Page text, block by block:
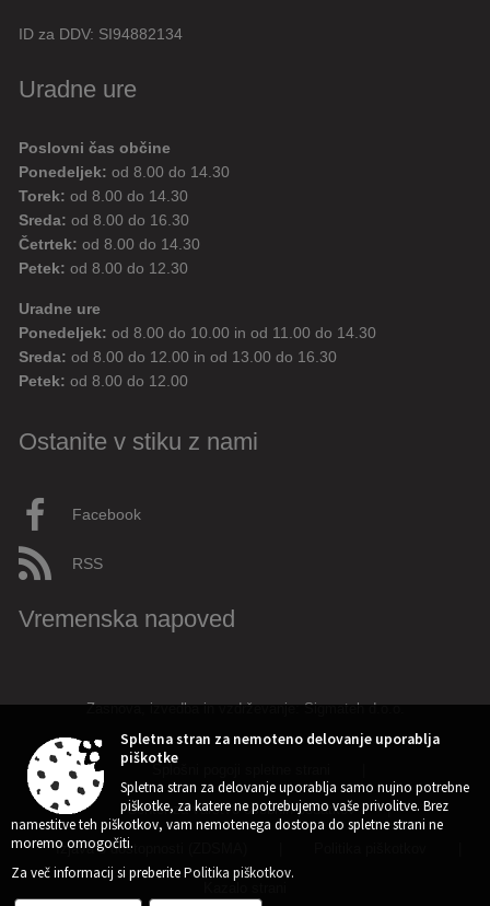
ID za DDV: SI94882134
Uradne ure
Poslovni čas občine
Ponedeljek: od 8.00 do 14.30
Torek: od 8.00 do 14.30
Sreda: od 8.00 do 16.30
Četrtek: od 8.00 do 14.30
Petek: od 8.00 do 12.30
Uradne ure
Ponedeljek: od 8.00 do 10.00 in od 11.00 do 14.30
Sreda: od 8.00 do 12.00 in od 13.00 do 16.30
Petek: od 8.00 do 12.00
Ostanite v stiku z nami
Facebook
RSS
Vremenska napoved
Zasnova, izvedba in vzdrževanje: Sigmateh d.o.o.
Center za varstvo osebnih podatkov |
Izjava o dostopnosti (ZDSMA)
Spletna stran za nemoteno delovanje uporablja
piškotke
Spletna stran za delovanje uporablja samo nujno potrebne
piškotke, za katere ne potrebujemo vaše privolitve. Brez
namestitve teh piškotkov, vam nemotenega dostopa do spletne strani ne
moremo omogočiti.
Za več informacij si preberitePolitika piškotkov.